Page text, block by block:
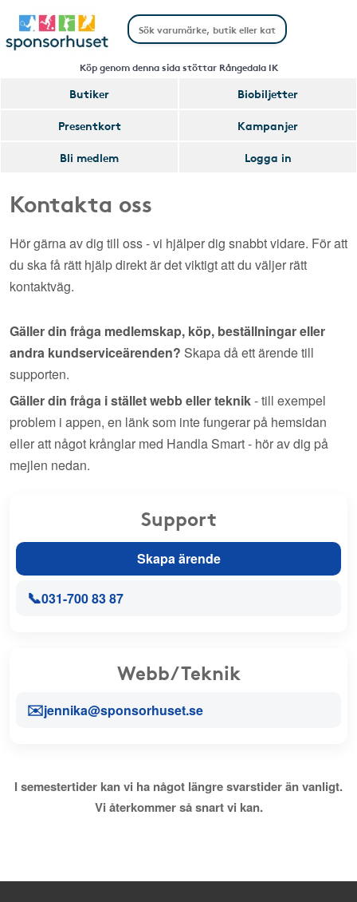
Köp genom denna sida stöttar Rångedala IK
Butiker
Biobiljetter
Presentkort
Kampanjer
Bli medlem
Logga in
Kontakta oss
Hör gärna av dig till oss - vi hjälper dig snabbt vidare. För att
du ska få rätt hjälp direkt är det viktigt att du väljer rätt
kontaktväg.
Gäller din fråga medlemskap, köp, beställningar eller
andra kundserviceärenden? Skapa då ett ärende till
supporten.
Gäller din fråga i stället webb eller teknik- till exempel
problem i appen, en länk som inte fungerar på hemsidan
eller att något krånglar med Handla Smart - hör av dig på
mejlen nedan.
Support
Skapa ärende
📞031-700 83 87
Webb/Teknik
✉️jennika@sponsorhuset.se
I semestertider kan vi ha något längre svarstider än vanligt.
Vi återkommer så snart vi kan.